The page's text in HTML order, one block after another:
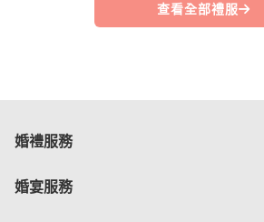
查看全部禮服
婚禮服務
婚宴服務